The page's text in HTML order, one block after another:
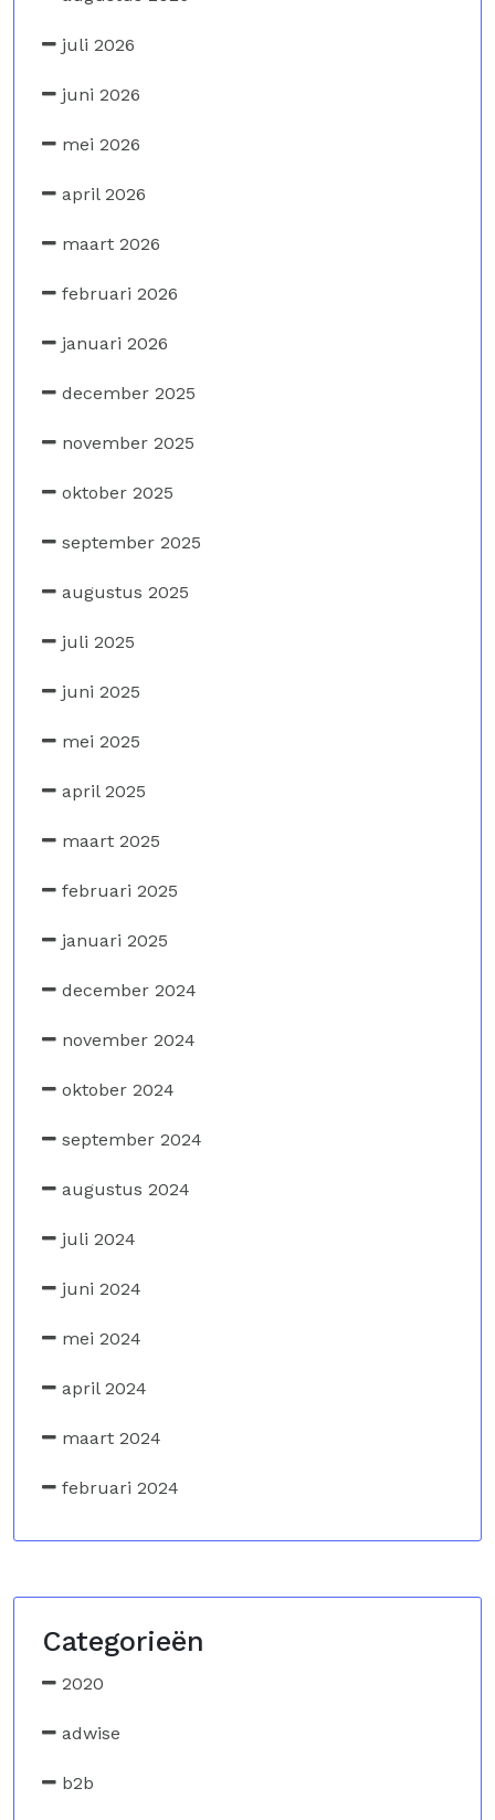
juli 2026
juni 2026
mei 2026
april 2026
maart 2026
februari 2026
januari 2026
december 2025
november 2025
oktober 2025
september 2025
augustus 2025
juli 2025
juni 2025
mei 2025
april 2025
maart 2025
februari 2025
januari 2025
december 2024
november 2024
oktober 2024
september 2024
augustus 2024
juli 2024
juni 2024
mei 2024
april 2024
maart 2024
februari 2024
Categorieën
2020
adwise
b2b